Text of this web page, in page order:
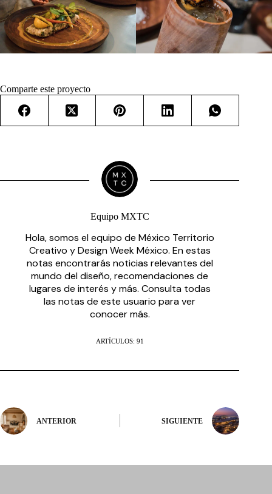
Comparte este proyecto
Equipo MXTC
Hola, somos el equipo de México Territorio
Creativo y Design Week México. En estas
notas encontrarás noticias relevantes del
mundo del diseño, recomendaciones de
lugares de interés y más. Consulta todas
las notas de este usuario para ver
conocer más.
ARTÍCULOS: 91
ANTERIOR SIGUIENTE